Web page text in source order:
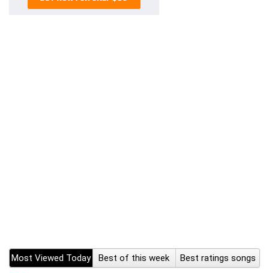
Most Viewed Today Best of this week
Best ratings songs